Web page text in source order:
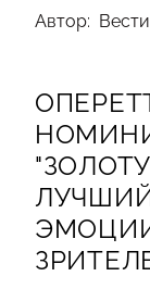
Автор: